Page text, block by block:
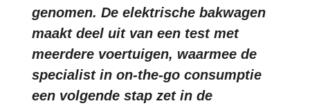
genomen. De elektrische bakwagen
maakt deel uit van een test met
meerdere voertuigen, waarmee de
specialist in on-the-go consumptie
een volgende stap zet in de